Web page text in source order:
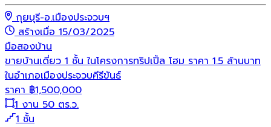
กุยบุรี-อ.เมืองประจวบฯ
สร้างเมื่อ 15/03/2025
มือสองบ้าน
ขายบ้านเดี่ยว 1 ชั้น ในโครงการทริปเปิ้ล โฮม ราคา 1.5 ล้านบาท
ในอำเภอเมืองประจวบคีรีขันธ์
ราคา ฿1,500,000
1 งาน 50 ตร.ว.
1 ชั้น